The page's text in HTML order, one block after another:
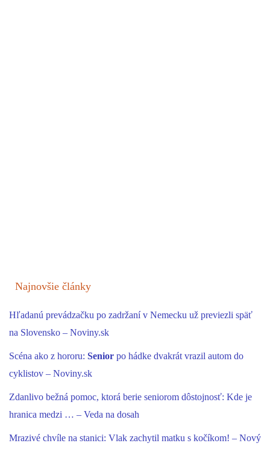
Najnovšie články
Hľadanú prevádzačku po zadržaní v Nemecku už previezli späť
na Slovensko – Noviny.sk
Scéna ako z hororu: Senior po hádke dvakrát vrazil autom do
cyklistov – Noviny.sk
Zdanlivo bežná pomoc, ktorá berie seniorom dôstojnosť: Kde je
hranica medzi … – Veda na dosah
Mrazivé chvíle na stanici: Vlak zachytil matku s kočíkom! – Nový